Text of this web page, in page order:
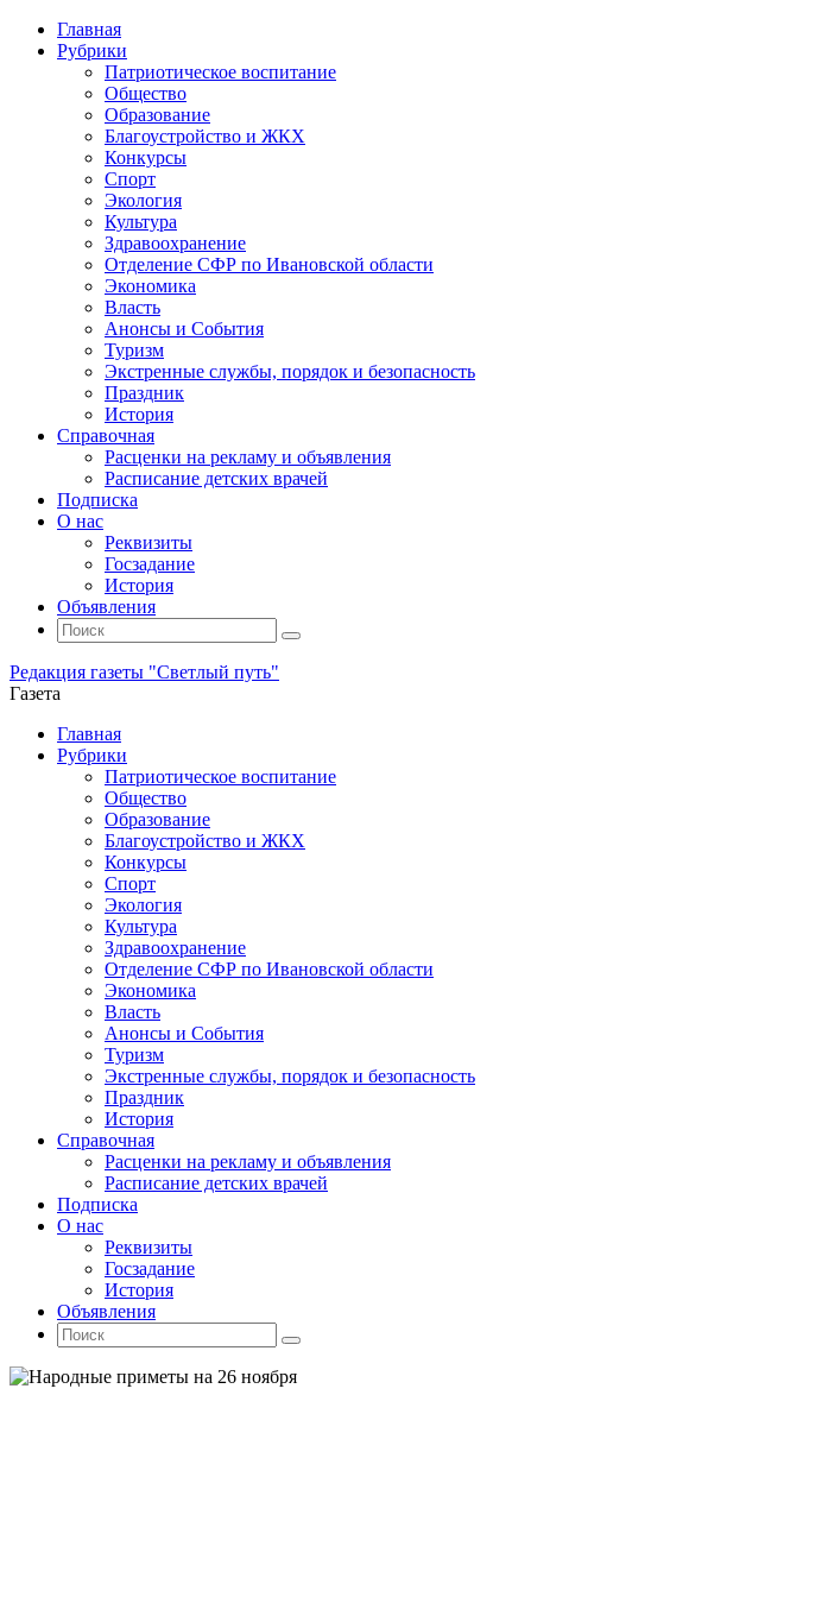
Главная
Рубрики
Патриотическое воспитание
Общество
Образование
Благоустройство и ЖКХ
Конкурсы
Спорт
Экология
Культура
Здравоохранение
Отделение СФР по Ивановской области
Экономика
Власть
Анонсы и События
Туризм
Экстренные службы, порядок и безопасность
Праздник
История
Справочная
Расценки на рекламу и объявления
Расписание детских врачей
Подписка
О нас
Реквизиты
Госзадание
История
Объявления
Поиск
Искать:
Поиск
Редакция газеты "Светлый путь"
Газета
Промотать
содержимому
Главная
Рубрики
Патриотическое воспитание
Общество
Образование
Благоустройство и ЖКХ
Конкурсы
Спорт
Экология
Культура
Здравоохранение
Отделение СФР по Ивановской области
Экономика
Власть
Анонсы и События
Туризм
Экстренные службы, порядок и безопасность
Праздник
История
Справочная
Расценки на рекламу и объявления
Расписание детских врачей
Подписка
О нас
Реквизиты
Госзадание
История
Объявления
Поиск
Искать:
Поиск